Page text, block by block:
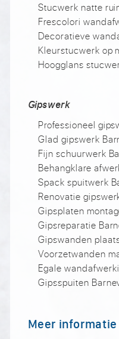
Stucwerk natte
Frescolori
Decoratieve
Kleurstucwerk op
Hoogglans
Gipswerk
Professioneel
Glad gipswerk
Fijn schuurwerk
Behangklare
Spack spuitwerk
Renovatie
Gipsplaten
Gipsreparatie
Gipswanden
Voorzetwanden
Egale
Gipsspuiten
Meer